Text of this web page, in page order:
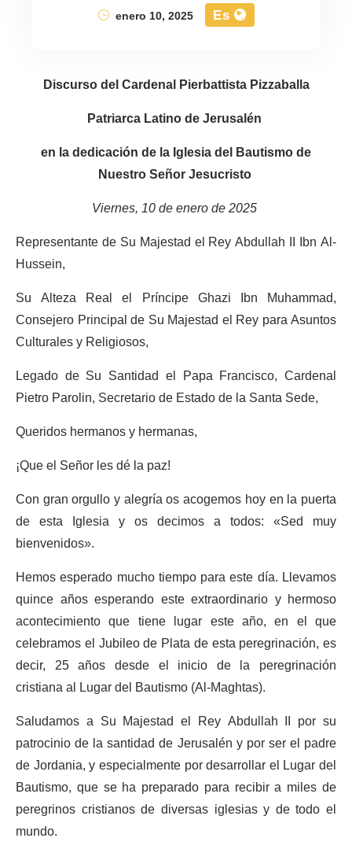
enero 10, 2025
Es
Discurso del Cardenal Pierbattista Pizzaballa
Patriarca Latino de Jerusalén
en la dedicación de la Iglesia del Bautismo de
Nuestro Señor Jesucristo
Viernes, 10 de enero de 2025
Representante de Su Majestad el Rey Abdullah II Ibn Al-
Hussein,
Su Alteza Real el Príncipe Ghazi Ibn Muhammad,
Consejero Principal de Su Majestad el Rey para Asuntos
Culturales y Religiosos,
Legado de Su Santidad el Papa Francisco, Cardenal
Pietro Parolin, Secretario de Estado de la Santa Sede,
Queridos hermanos y hermanas,
¡Que el Señor les dé la paz!
Con gran orgullo y alegría os acogemos hoy en la puerta
de esta Iglesia y os decimos a todos: «Sed muy
bienvenidos».
Hemos esperado mucho tiempo para este día. Llevamos
quince años esperando este extraordinario y hermoso
acontecimiento que tiene lugar este año, en el que
celebramos el Jubileo de Plata de esta peregrinación, es
decir, 25 años desde el inicio de la peregrinación
cristiana al Lugar del Bautismo (Al-Maghtas).
Saludamos a Su Majestad el Rey Abdullah II por su
patrocinio de la santidad de Jerusalén y por ser el padre
de Jordania, y especialmente por desarrollar el Lugar del
Bautismo, que se ha preparado para recibir a miles de
peregrinos cristianos de diversas iglesias y de todo el
mundo.